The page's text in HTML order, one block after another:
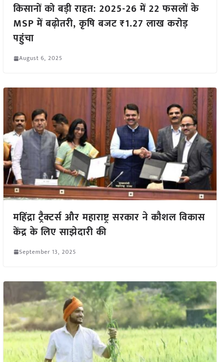
किसानों को बड़ी राहत: 2025-26 में 22 फसलों के
MSP में बढ़ोतरी, कृषि बजट ₹1.27 लाख करोड़
पहुंचा
August 6, 2025
महिंद्रा ट्रैक्टर्स और महाराष्ट्र सरकार ने कौशल विकास
केंद्र के लिए साझेदारी की
September 13, 2025